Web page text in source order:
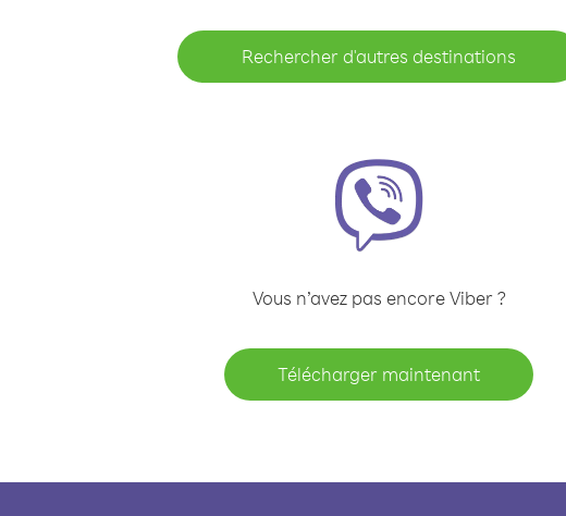
Rechercher d'autres destinations
Vous n’avez pas encore Viber ?
Télécharger maintenant